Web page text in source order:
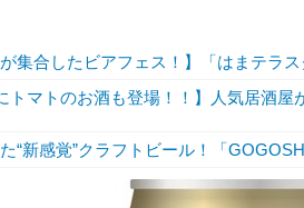
集合したビアフェス！】「はまテラ
トマトのお酒も登場！！】人気居酒
“新感覚”クラフトビール！「